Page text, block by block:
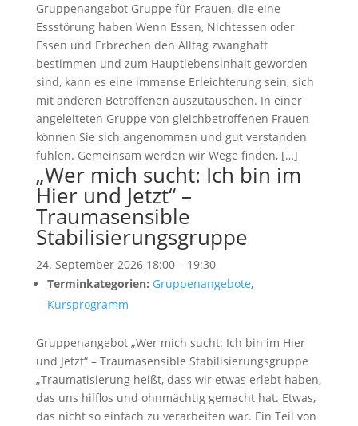
Gruppenangebot Gruppe für Frauen, die eine
Essstörung haben Wenn Essen, Nichtessen oder
Essen und Erbrechen den Alltag zwanghaft
bestimmen und zum Hauptlebensinhalt geworden
sind, kann es eine immense Erleichterung sein, sich
mit anderen Betroffenen auszutauschen. In einer
angeleiteten Gruppe von gleichbetroffenen Frauen
können Sie sich angenommen und gut verstanden
fühlen. Gemeinsam werden wir Wege finden, […]
„Wer mich sucht: Ich bin im
Hier und Jetzt“ –
Traumasensible
Stabilisierungsgruppe
24. September 2026 18:00– 19:30
Terminkategorien: Gruppenangebote,
Kursprogramm
Gruppenangebot „Wer mich sucht: Ich bin im Hier
und Jetzt“ – Traumasensible Stabilisierungsgruppe
„Traumatisierung heißt, dass wir etwas erlebt haben,
das uns hilflos und ohnmächtig gemacht hat. Etwas,
das nicht so einfach zu verarbeiten war. Ein Teil von